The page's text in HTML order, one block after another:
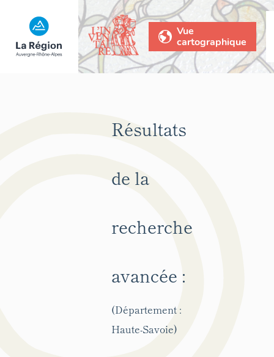
Vue
cartographique
Résultats
de la
recherche
avancée :
(Département :
Haute-Savoie)